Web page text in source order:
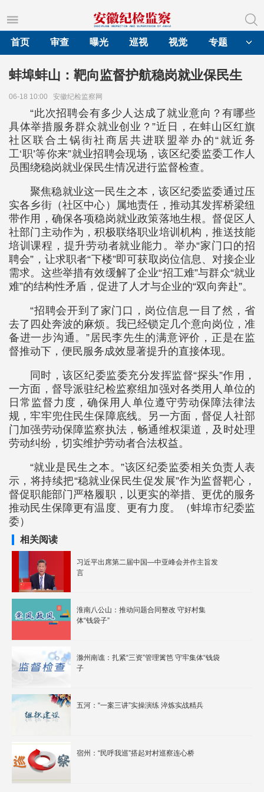
首页
审查 曝光 巡视 视觉 专题
蚌埠蚌山：靶向监督护航稳岗就业保民生
06-18 10:00 安徽纪检监察网
“此次招聘会有多少人达成了就业意向？有哪些
具体举措服务群众就业创业？”近日，在蚌山区红旗
社区联合土锅街社商居共进联盟举办的“就近务
工‘职’等你来”就业招聘会现场，该区纪委监委工作人
员围绕稳岗就业保民生情况进行监督检查。
聚焦稳就业这一民生之本，该区纪委监委通过压
实各乡街（社区中心）属地责任，推动其发挥桥梁纽
带作用，确保各项稳岗就业政策落地生根。督促区人
社部门主动作为，积极联络职业培训机构，推送技能
培训课程，提升劳动者就业能力。举办“家门口的招
聘会”，让求职者“下楼”即可获取岗位信息、对接企业
需求。这些举措有效缓解了企业“招工难”与群众“就业
难”的结构性矛盾，促进了人才与企业的“双向奔赴”。
“招聘会开到了家门口，岗位信息一目了然，省
去了四处奔波的麻烦。我已经锁定几个意向岗位，准
备进一步沟通。”居民李先生的满意评价，正是在监
督推动下，便民服务成效显著提升的直接体现。
同时，该区纪委监委充分发挥监督“探头”作用，
一方面，督导派驻纪检监察组加强对各类用人单位的
日常监督力度，确保用人单位遵守劳动保障法律法
规，牢牢兜住民生保障底线。另一方面，督促人社部
门加强劳动保障监察执法，畅通维权渠道，及时处理
劳动纠纷，切实维护劳动者合法权益。
“就业是民生之本。”该区纪委监委相关负责人表
示，将持续把“稳就业保民生促发展”作为监督靶心，
督促职能部门严格履职，以更实的举措、更优的服务
推动民生保障更有温度、更有力度。（蚌埠市纪委监
委）
相关阅读
习近平出席第二届中国—中亚峰会并作主旨发
言
淮南八公山：推动问题合同整改 守好村集
体“钱袋子”
滁州南谯：扎紧“三资”管理篱笆 守牢集体“钱袋
子
五河：“一案三讲”实操演练 淬炼实战精兵
宿州：“民呼我巡”搭起对村巡察连心桥